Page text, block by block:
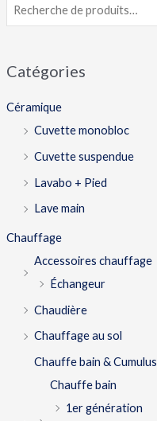
Catégories
Céramique
Cuvette monobloc
Cuvette suspendue
Lavabo + Pied
Lave main
Chauffage
Accessoires chauffage
Échangeur
Chaudière
Chauffage au sol
Chauffe bain & Cumulus
Chauffe bain
1er génération